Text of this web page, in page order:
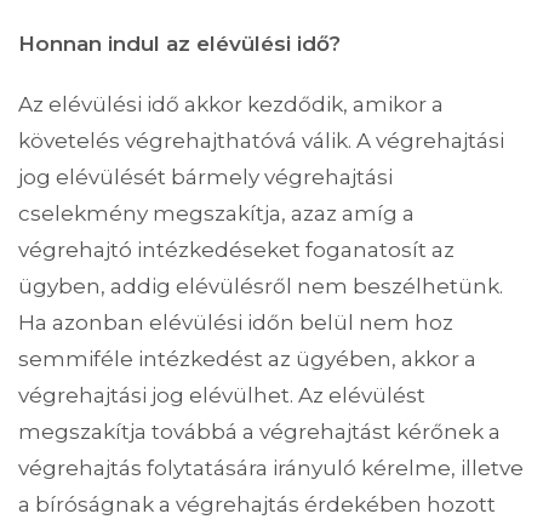
Honnan indul az elévülési idő?
Az elévülési idő akkor kezdődik, amikor a
követelés végrehajthatóvá válik. A végrehajtási
jog elévülését bármely végrehajtási
cselekmény megszakítja, azaz amíg a
végrehajtó intézkedéseket foganatosít az
ügyben, addig elévülésről nem beszélhetünk.
Ha azonban elévülési időn belül nem hoz
semmiféle intézkedést az ügyében, akkor a
végrehajtási jog elévülhet. Az elévülést
megszakítja továbbá a végrehajtást kérőnek a
végrehajtás folytatására irányuló kérelme, illetve
a bíróságnak a végrehajtás érdekében hozott